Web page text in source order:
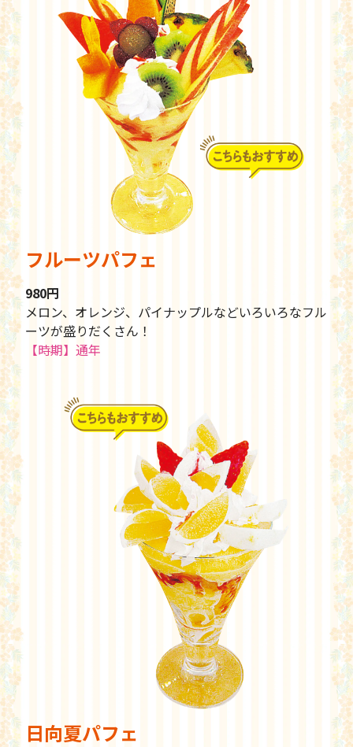
フルーツパフェ
980円
メロン、オレンジ、パイナップルなどいろいろなフル
ーツが盛りだくさん！
【時期】通年
日向夏パフェ